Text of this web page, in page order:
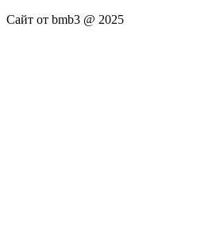
Сайт от bmb3 @ 2025